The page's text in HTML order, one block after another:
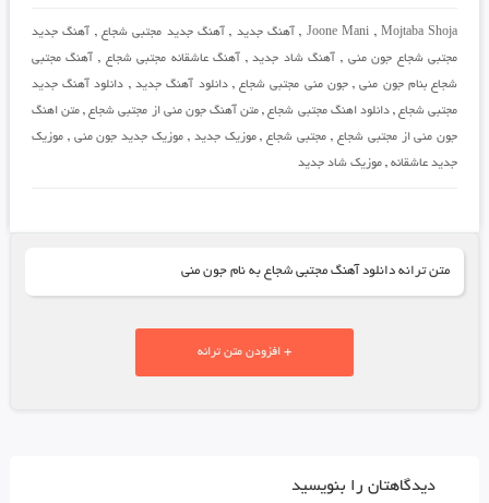
Joone Mani , Mojtaba Shoja
, آهنگ جدید , آهنگ جدید مجتبی شجاع , آهنگ جدید
مجتبی شجاع جون منی , آهنگ شاد جدید, آهنگ عاشقانه مجتبی شجاع , آهنگ مجتبی
شجاع بنام جون منی,جون منی مجتبی شجاع,دانلود آهنگ جدید , دانلود آهنگ جدید
مجتبی شجاع,دانلود اهنگ مجتبی شجاع, متن آهنگ جون منی از مجتبی شجاع, متن اهنگ
جون منی از مجتبی شجاع , مجتبی شجاع,موزیک جدید , موزیک جدید جون منی ,موزیک
جدید عاشقانه, موزیک شاد جدید
متن ترانه دانلود آهنگ مجتبی شجاع به نام جون منی
+ افزودن متن ترانه
دیدگاهتان را بنویسید